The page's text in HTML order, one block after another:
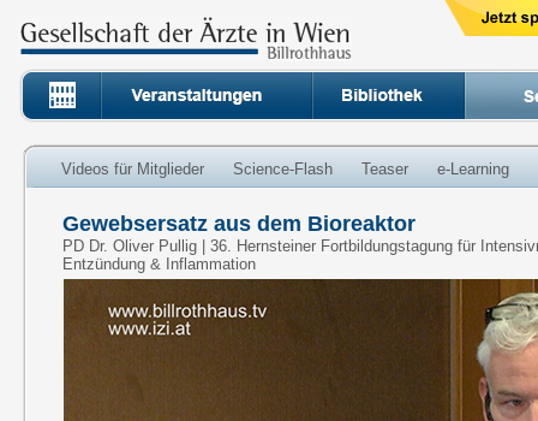
Videos für Mitglieder Science-Flash Teaser e-Learning
Gewebsersatz aus dem Bioreaktor
PD Dr. Oliver Pullig | 36. Hernsteiner Fortbildungstagung für
Entzündung & Inflammation